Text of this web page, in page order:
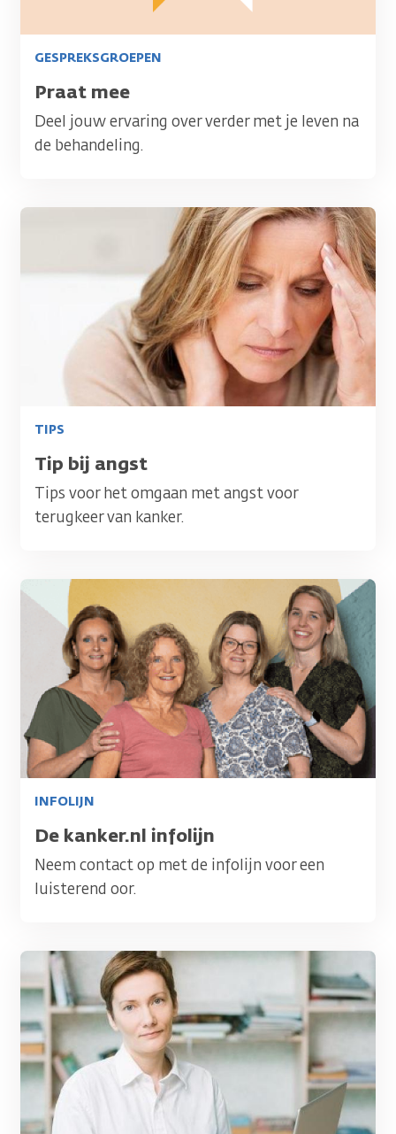
GESPREKSGROEPEN
Titel
Praat mee
Deel jouw ervaring over verder met je leven na
de behandeling.
Afbeelding
TIPS
Titel
Tip bij angst
Tips voor het omgaan met angst voor
terugkeer van kanker.
Afbeelding
INFOLIJN
Titel
De kanker.nl infolijn
Neem contact op met de infolijn voor een
luisterend oor.
Afbeelding